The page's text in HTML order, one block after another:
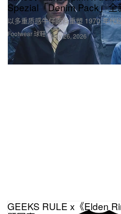
Footwear 球鞋
Spezial「Denim Pack」全
以多重质感牛仔面料重塑 1970 年代
May 26, 2026
GEEKS RULE x《Elden